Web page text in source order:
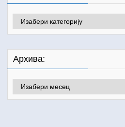
Категорије:
Архива:
Архива: